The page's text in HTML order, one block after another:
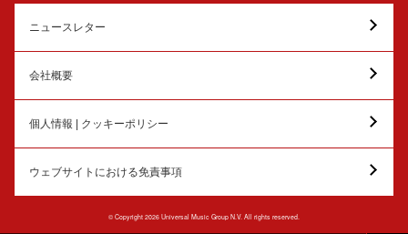
ニュースレター
会社概要
個人情報 | クッキーポリシー
ウェブサイトにおける免責事項
© Copyright 2026 Universal Music Group N.V. All rights reserved.